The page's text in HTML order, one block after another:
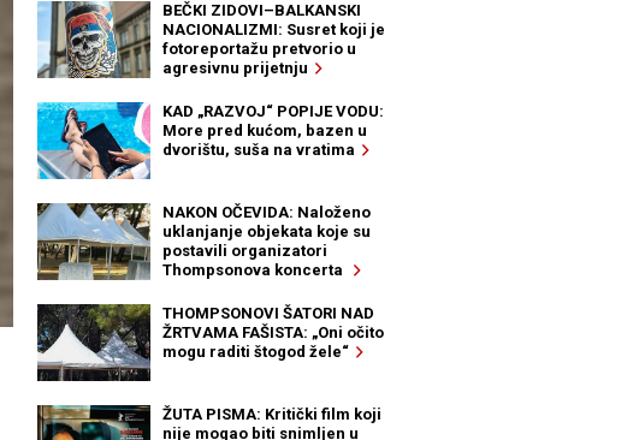
BEČKI ZIDOVI–BALKANSKI
NACIONALIZMI: Susret koji je
fotoreportažu pretvorio u
agresivnu prijetnju
KAD „RAZVOJ“ POPIJE VODU:
More pred kućom, bazen u
dvorištu, suša na vratima
NAKON OČEVIDA: Naloženo
uklanjanje objekata koje su
postavili organizatori
Thompsonova koncerta
THOMPSONOVI ŠATORI NAD
ŽRTVAMA FAŠISTA: „Oni očito
mogu raditi štogod žele“
ŽUTA PISMA: Kritički film koji
nije mogao biti snimljen u